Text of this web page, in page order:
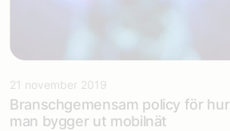
21 november 2019
Branschgemensam policy för hur
man bygger ut mobilnät